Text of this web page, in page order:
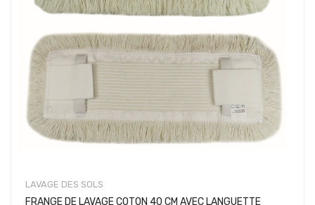
LAVAGE DES SOLS
FRANGE DE LAVAGE COTON 40 CM AVEC LANGUETTE